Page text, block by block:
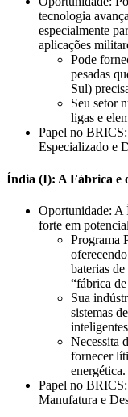
tecnologia
especialmente
aplicações
Pode
pesadas
Sul)
Seu setor
ligas e
Papel no
Especializado e
Índia (I): A Fábrica e
Oportunidade: A
forte em
Programa
baterias
“fábrica
Sua
sistemas
Necessita
fornecer
energética.
Papel no
Manufatura e